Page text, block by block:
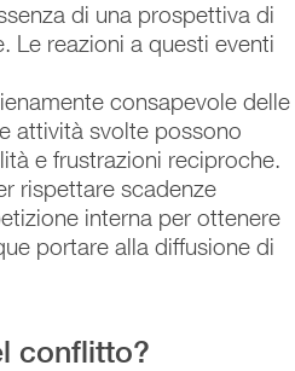
di una prospettiva di
Le reazioni a questi eventi
consapevole delle
attività svolte possono
e frustrazioni reciproche.
rispettare scadenze
interna per ottenere
portare alla diffusione di
conflitto?